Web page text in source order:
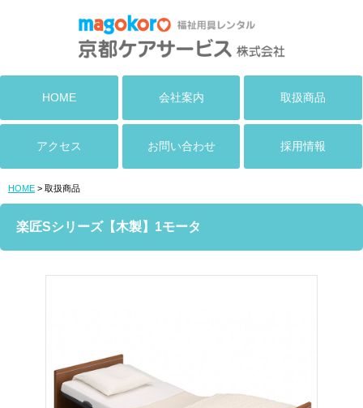
HOME 会社案内 取扱商品
アクセス お問い合わせ 採用情報
HOME > 取扱商品
楽匠Sシリーズ【木製】1モータ